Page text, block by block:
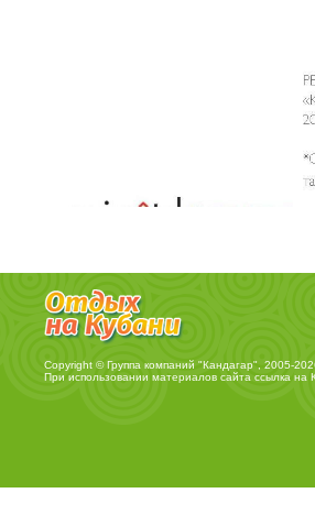
Copyright © Группа компаний "Кандагар", 2005-
При использовании материалов сайта ссылка на